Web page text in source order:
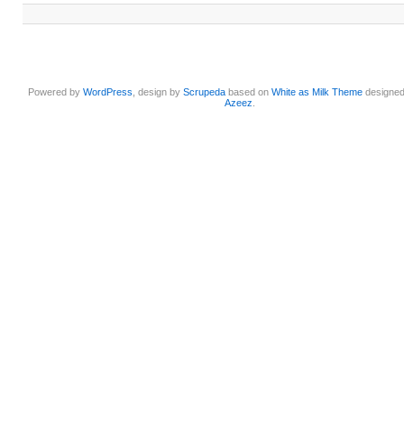
Powered byWordPress , design byScrupeda based onWhite as Milk Theme
Azeez